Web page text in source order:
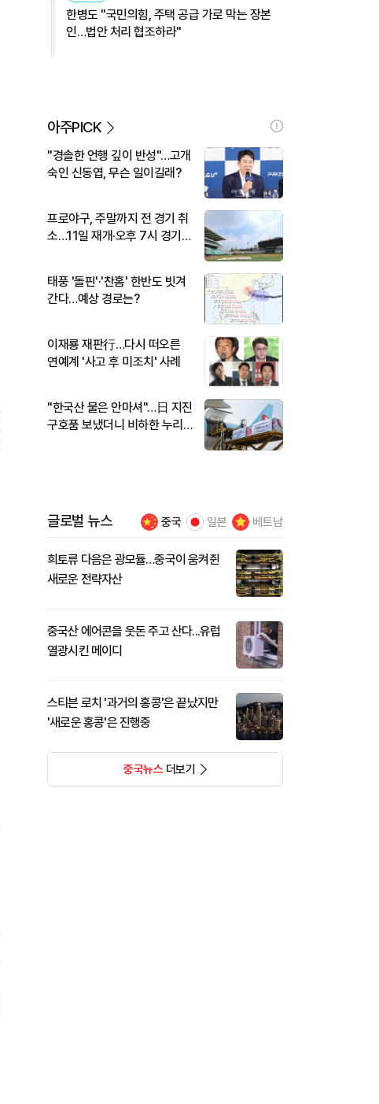
한병도 "국민의힘, 주택 공급 가로 막는 장본
인…법안 처리 협조하라"
아주PICK
"경솔한 언행 깊이 반성"…고개
숙인 신동엽, 무슨 일이길래?
프로야구, 주말까지 전 경기 취
소…11일 재개·오후 7시 경기
태풍 '돌핀'·'찬홈' 한반도 빗겨
간다…예상 경로는?
이재룡 재판行…다시 떠오른
연예계 '사고 후 미조치' 사례
"한국산 물은 안마셔"…日 지진
구호품 보냈더니 비하한 누리
글로벌 뉴스 중국 일본 베트남
희토류 다음은 광모듈…중국이 움켜쥔
새로운 전략자산
중국산 에어콘을 웃돈 주고 산다...유럽
열광시킨 메이디
스티븐 로치 '과거의 홍콩'은 끝났지만
'새로운 홍콩'은 진행중
중국뉴스더보기